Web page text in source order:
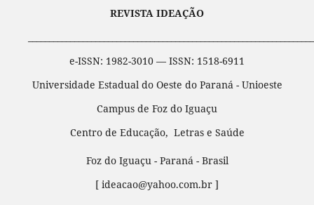
REVISTA IDEAÇÃO
e-ISSN: 1982-3010 — ISSN: 1518-6911
Universidade Estadual do Oeste do Paraná - Unioeste
Campus de Foz do Iguaçu
Centro de Educação, Letras e Saúde
Foz do Iguaçu - Paraná - Brasil
[ ideacao@yahoo.com.br ]